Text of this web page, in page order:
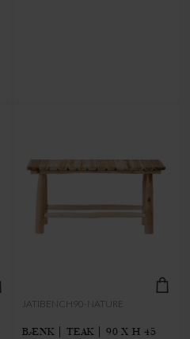
JATIBENCH90-NATURE
BÆNK | TEAK | 90 X H 45